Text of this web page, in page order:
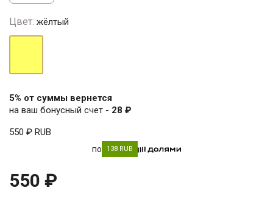
Цвет: жёлтый
5% от суммы вернется
на ваш бонусный счет - 28 ₽
550 ₽ RUB
по 138 RUB
550 ₽